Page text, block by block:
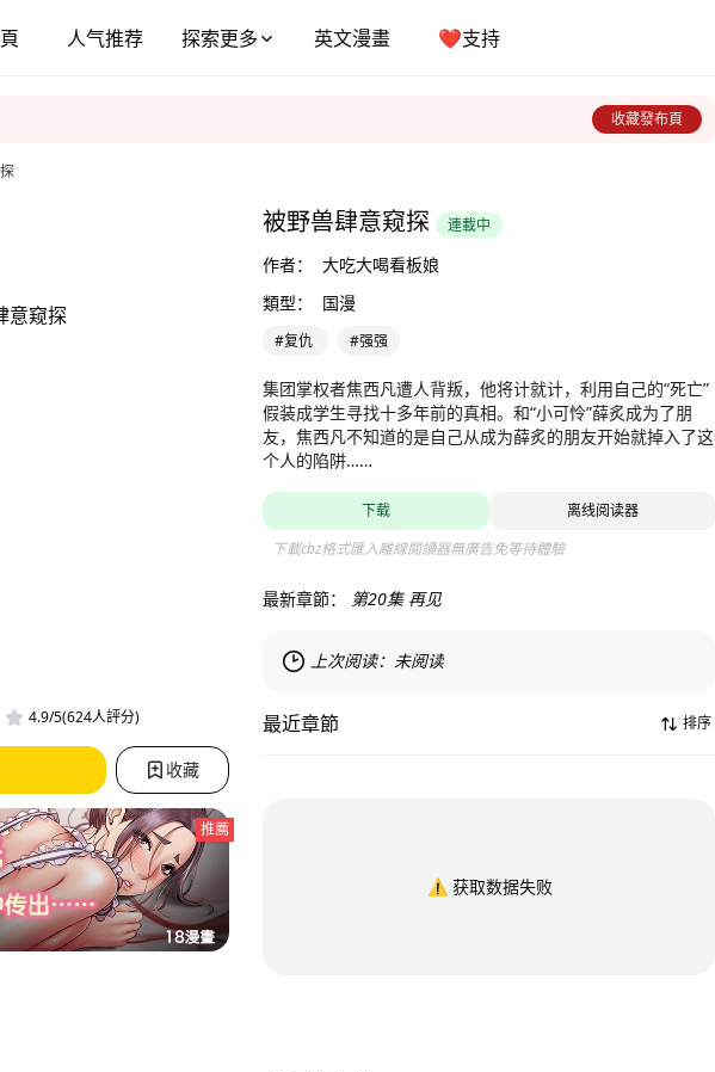
人气推荐 探索更多 英文漫畫 ❤️支持
收藏發布頁
4.9/5(624人評分)
收藏
推薦
被野兽肆意窥探 連載中
作者：
大吃大喝看板娘
類型：
国漫
#复仇 #强强
集团掌权者焦西凡遭人背叛，他将计就计，利用自己的“死亡”
假装成学生寻找十多年前的真相。和“小可怜”薛炙成为了朋
友，焦西凡不知道的是自己从成为薛炙的朋友开始就掉入了这
个人的陷阱……
下载
离线阅读器
下載cbz格式匯入離線閱讀器無廣告免等待體驗
最新章節： 第20集 再见
上次阅读： 未阅读
最近章節 排序
⚠️ 获取数据失败